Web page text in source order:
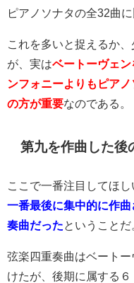
ピアノソナタの全32曲
これを多いと捉えるか
が、実はベートーヴェ
ンフォニーよりもピア
の方が重要なのである。
第九を作曲した後
ここで一番注目してほし
一番最後に集中的に作
奏曲だった ということだ
弦楽四重奏曲はベート
けたが、後期に属する